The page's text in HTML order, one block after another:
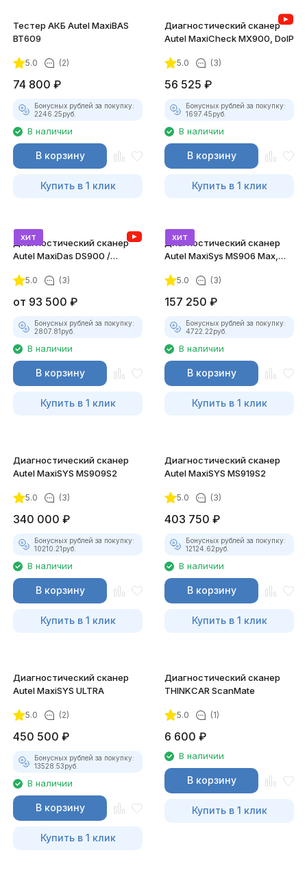
Тестер АКБ Autel MaxiBAS
BT609
5.0 (2)
74 800 ₽
Бонусных рублей за покупку:
2246.25руб.
В наличии
В корзину
Купить в 1 клик
Диагностический сканер
Autel MaxiCheck MX900, DoIP
5.0 (3)
56 525 ₽
Бонусных рублей за покупку:
1697.45руб.
В наличии
В корзину
Купить в 1 клик
хит
Диагностический сканер
Autel MaxiDas DS900 /
5.0 (3)
от 93 500 ₽
Бонусных рублей за покупку:
2807.81руб.
В наличии
В корзину
Купить в 1 клик
хит
Диагностический сканер
Autel MaxiSys MS906 Max,
5.0 (3)
157 250 ₽
Бонусных рублей за покупку:
4722.22руб.
В наличии
В корзину
Купить в 1 клик
Диагностический сканер
Autel MaxiSYS MS909S2
5.0 (3)
340 000 ₽
Бонусных рублей за покупку:
10210.21руб.
В наличии
В корзину
Купить в 1 клик
Диагностический сканер
Autel MaxiSYS MS919S2
5.0 (3)
403 750 ₽
Бонусных рублей за покупку:
12124.62руб.
В наличии
В корзину
Купить в 1 клик
Диагностический сканер
Autel MaxiSYS ULTRA
5.0 (2)
450 500 ₽
Бонусных рублей за покупку:
13528.53руб.
В наличии
В корзину
Купить в 1 клик
Диагностический сканер
THINKCAR ScanMate
5.0 (1)
6 600 ₽
В наличии
В корзину
Купить в 1 клик